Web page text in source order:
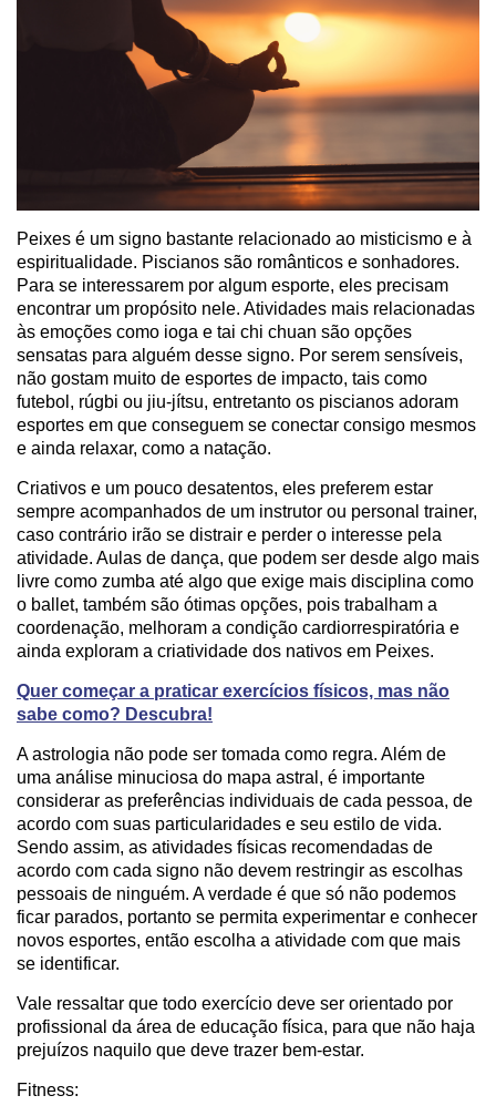
Peixes é um signo bastante relacionado ao misticismo e à
espiritualidade. Piscianos são românticos e sonhadores.
Para se interessarem por algum esporte, eles precisam
encontrar um propósito nele. Atividades mais relacionadas
às emoções como ioga e tai chi chuan são opções
sensatas para alguém desse signo. Por serem sensíveis,
não gostam muito de esportes de impacto, tais como
futebol, rúgbi ou jiu-jítsu, entretanto os piscianos adoram
esportes em que conseguem se conectar consigo mesmos
e ainda relaxar, como a natação.
Criativos e um pouco desatentos, eles preferem estar
sempre acompanhados de um instrutor ou personal trainer,
caso contrário irão se distrair e perder o interesse pela
atividade. Aulas de dança, que podem ser desde algo mais
livre como zumba até algo que exige mais disciplina como
o ballet, também são ótimas opções, pois trabalham a
coordenação, melhoram a condição cardiorrespiratória e
ainda exploram a criatividade dos nativos em Peixes.
Quer começar a praticar exercícios físicos, mas não
sabe como? Descubra!
A astrologia não pode ser tomada como regra. Além de
uma análise minuciosa do mapa astral, é importante
considerar as preferências individuais de cada pessoa, de
acordo com suas particularidades e seu estilo de vida.
Sendo assim, as atividades físicas recomendadas de
acordo com cada signo não devem restringir as escolhas
pessoais de ninguém. A verdade é que só não podemos
ficar parados, portanto se permita experimentar e conhecer
novos esportes, então escolha a atividade com que mais
se identificar.
Vale ressaltar que todo exercício deve ser orientado por
profissional da área de educação física, para que não haja
prejuízos naquilo que deve trazer bem-estar.
Fitness: